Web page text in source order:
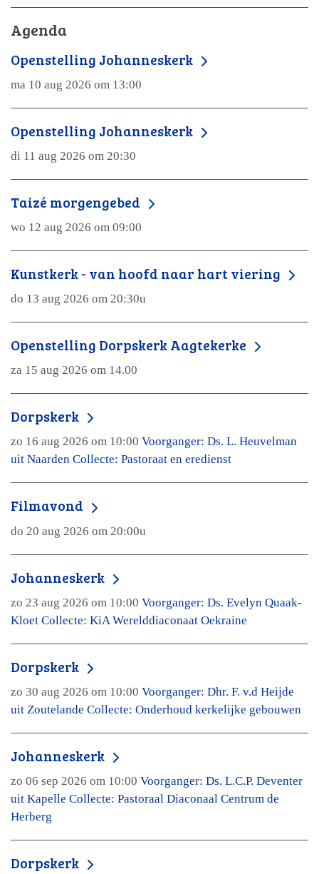
Agenda
Openstelling Johanneskerk
ma 10 aug 2026 om 13:00
Openstelling Johanneskerk
di 11 aug 2026 om 20:30
Taizé morgengebed
wo 12 aug 2026 om 09:00
Kunstkerk - van hoofd naar hart viering
do 13 aug 2026 om 20:30u
Openstelling Dorpskerk Aagtekerke
za 15 aug 2026 om 14.00
Dorpskerk
zo 16 aug 2026 om 10:00 Voorganger: Ds. L. Heuvelman
uit Naarden Collecte: Pastoraat en eredienst
Filmavond
do 20 aug 2026 om 20:00u
Johanneskerk
zo 23 aug 2026 om 10:00 Voorganger: Ds. Evelyn Quaak-
Kloet Collecte: KiA Werelddiaconaat Oekraine
Dorpskerk
zo 30 aug 2026 om 10:00 Voorganger: Dhr. F. v.d Heijde
uit Zoutelande Collecte: Onderhoud kerkelijke gebouwen
Johanneskerk
zo 06 sep 2026 om 10:00 Voorganger: Ds. L.C.P. Deventer
uit Kapelle Collecte: Pastoraal Diaconaal Centrum de
Herberg
Dorpskerk